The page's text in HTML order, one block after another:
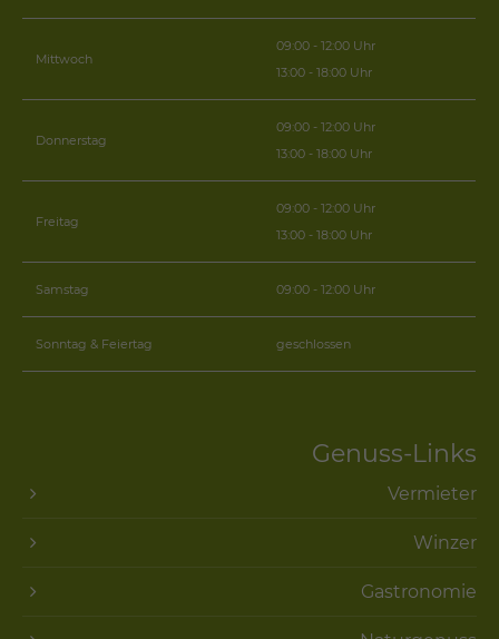
Mittwoch
09:00 - 12:00 Uhr
13:00 - 18:00 Uhr
Donnerstag
09:00 - 12:00 Uhr
13:00 - 18:00 Uhr
Freitag
09:00 - 12:00 Uhr
13:00 - 18:00 Uhr
Samstag 09:00 - 12:00 Uhr
Sonntag & Feiertag geschlossen
Genuss-Links
Vermieter
Winzer
Gastronomie